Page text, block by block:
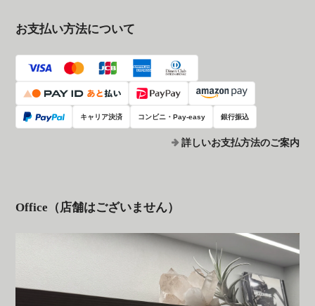
お支払い方法について
キャリア決済 コンビニ・Pay-easy 銀行振込
詳しいお支払方法のご案内
Office（店舗はございません）